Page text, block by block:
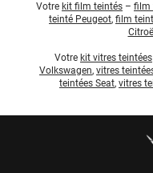
Votre kit film teintés – film
teinté Peugeot, film
Votre kit vitres teintées
Volkswagen, vitres
teintées Seat, vitres